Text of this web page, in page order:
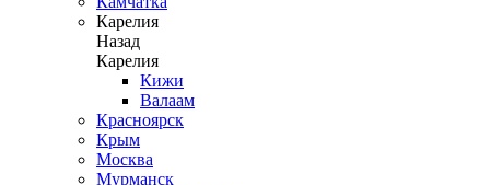
Карелия
Назад
Карелия
Кижи
Валаам
Красноярск
Крым
Москва
Мурманск